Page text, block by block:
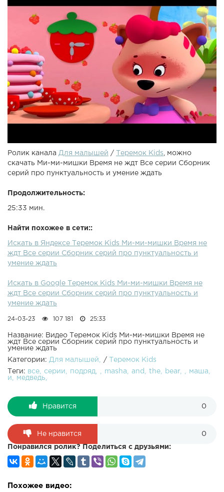
Ролик канала Для малышей / Теремок Kids , можно
скачать Ми-ми-мишки Время не ждт Все серии Сборник
серий про пунктуальность и умение ждать
Продолжительность:
25:33 мин.
Найти похожее в сети::
Искать в Яндексе Теремок Kids Ми-ми-мишки Время не
ждт Все серии Сборник серий про пунктуальность и
умение ждать
Искать в Google Теремок Kids Ми-ми-мишки Время не
ждт Все серии Сборник серий про пунктуальность и
умение ждать
24-03-23 107 181 25:33
Название: Видео Теремок Kids Ми-ми-мишки Время не
ждт Все серии Сборник серий про пунктуальность и
умение ждать
Категории: Для малышей /
Теремок Kids
Теги: все серии подряд masha and the bear
маша
и
медведь
Нравится 0
Не нравится 0
Понравился ролик? Поделиться с друзьями:
Похожее видео: